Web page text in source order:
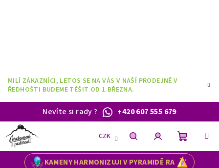
MILÍ ZÁKAZNÍCI, LETOS SE NA VÁS V NAŠÍ PRODEJNĚ V
ŘEDHOŠTI BUDEME TĚŠIT OD 1.BŘEZNA.
Nevíte si rady? +420 607 555 679
KAMENY HARMONIZUJI V PYRAMIDĚ RA
CZK
HledatPřihlášeníNákupní